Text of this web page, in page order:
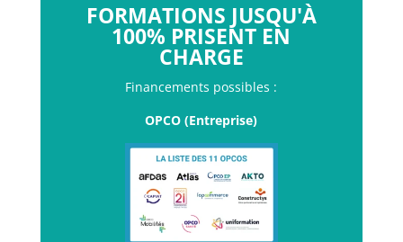
FORMATIONS JUSQU'À
100% PRISENT EN
CHARGE
Financements possibles :
OPCO (Entreprise)